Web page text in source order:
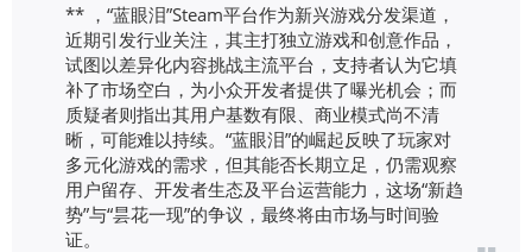
** ，“蓝眼泪”Steam平台作为新兴游戏分发渠道，
近期引发行业关注，其主打独立游戏和创意作品，
试图以差异化内容挑战主流平台，支持者认为它填
补了市场空白，为小众开发者提供了曝光机会；而
质疑者则指出其用户基数有限、商业模式尚不清
晰，可能难以持续。“蓝眼泪”的崛起反映了玩家对
多元化游戏的需求，但其能否长期立足，仍需观察
用户留存、开发者生态及平台运营能力，这场“新趋
势”与“昙花一现”的争议，最终将由市场与时间验
证。